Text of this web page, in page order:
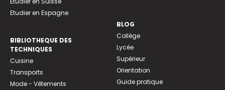
Etudier en Espagne
BIBLIOTHEQUE DES
TECHNIQUES
Cuisine
Transports
Mode - Vêtements
BLOG
Collège
Lycée
Supérieur
Orientation
Guide pratique